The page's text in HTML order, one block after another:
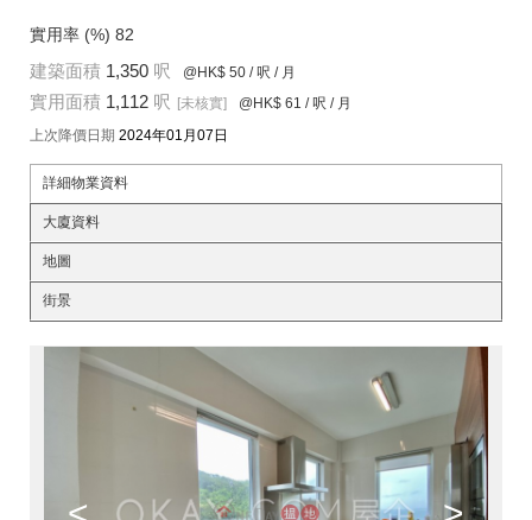
實用率 (%) 82
建築面積 1,350 呎 @HK$ 50 / 呎 / 月
實用面積 1,112 呎 [未核實] @HK$ 61 / 呎 / 月
上次降價日期 2024年01月07日
詳細物業資料
大廈資料
地圖
街景
< >